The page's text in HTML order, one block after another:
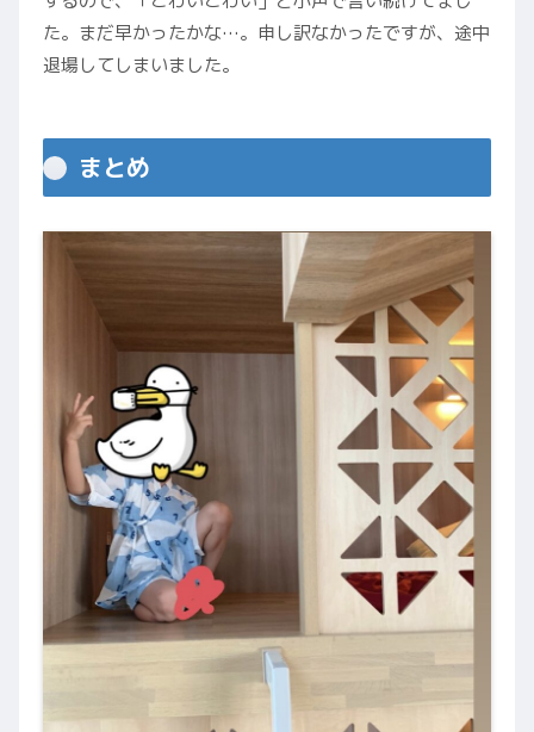
た。まだ早かったかな…。申し訳なかったですが、途中
退場してしまいました。
まとめ